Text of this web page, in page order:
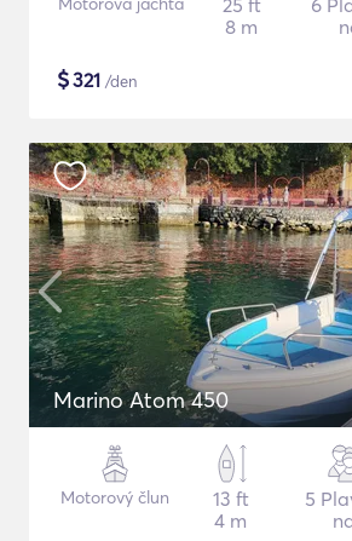
25 ft
8 m
6
$321 /den
Marino Atom 450
Motorový člun
13 ft
4 m
5